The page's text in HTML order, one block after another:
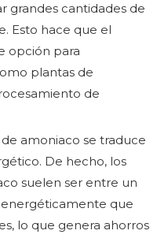
grandes cantidades de
Esto hace que el
opción para
plantas de
de
amoniaco se traduce
De hecho, los
suelen ser entre un
energéticamente que
lo que genera ahorros